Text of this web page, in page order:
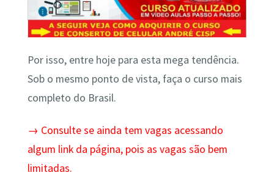
Por isso, entre hoje para esta mega tendência.
Sob o mesmo ponto de vista, faça o curso mais
completo do Brasil.
→ Consulte se ainda tem vagas acessando
algum link da página, pois as vagas são bem
limitadas.